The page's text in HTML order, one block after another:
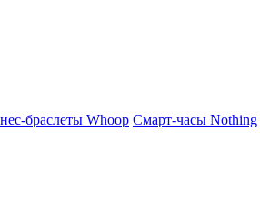
браслеты Whoop Смарт-часы Nothing